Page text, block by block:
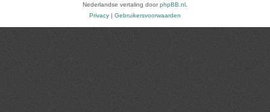
Nederlandse vertaling doorphpBB.nl
Privacy | Gebruikersvoorwaarden